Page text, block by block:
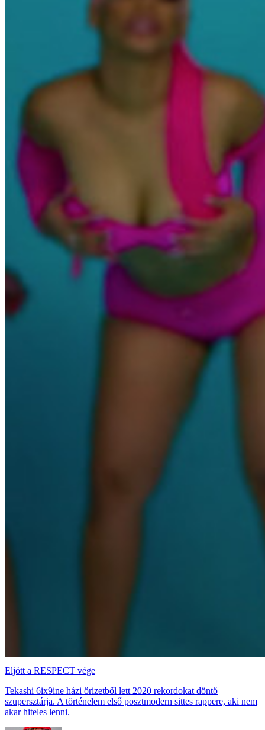
Eljött a RESPECT vége
Tekashi 6ix9ine házi őrizetből lett 2020 rekordokat döntő
szupersztárja. A történelem első posztmodern sittes rappere, aki nem
akar hiteles lenni.